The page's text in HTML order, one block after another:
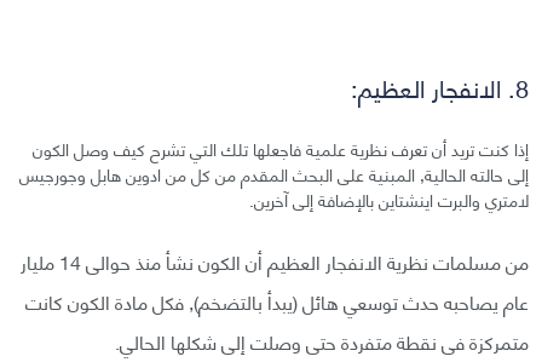
8. الانفجار العظيم:
إذا كنت تريد أن تعرف نظرية علمية فاجعلها تلك التي تشرح كيف وصل الكون
إلى حالته الحالية, المبنية على البحث المقدم من كل من ادوين هابل وجورجيس
لامتري والبرت اينشتاين بالإضافة إلى آخرين.
من مسلمات نظرية الانفجار العظيم أن الكون نشأ منذ حوالى 14 مليار
عام يصاحبه حدث توسعي هائل (يبدأ بالتضخم), فكل مادة الكون كانت
متمركزة فى نقطة متفردة حتى وصلت إلى شكلها الحالي.